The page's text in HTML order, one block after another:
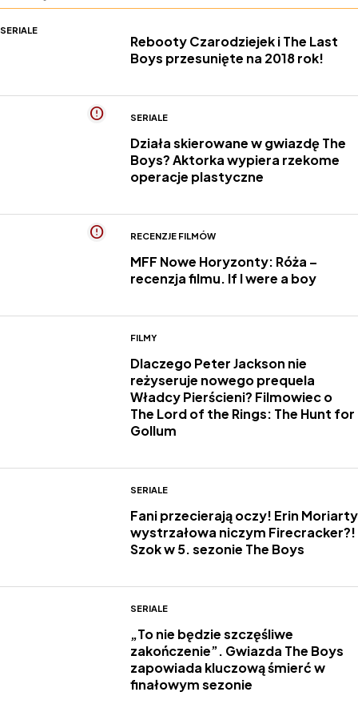
SERIALE
Rebooty Czarodziejek i The Last
Boys przesunięte na 2018 rok!
SERIALE
Działa skierowane w gwiazdę The
Boys? Aktorka wypiera rzekome
operacje plastyczne
RECENZJE FILMÓW
MFF Nowe Horyzonty: Róża –
recenzja filmu. If I were a boy
FILMY
Dlaczego Peter Jackson nie
reżyseruje nowego prequela
Władcy Pierścieni? Filmowiec o
The Lord of the Rings: The Hunt for
Gollum
SERIALE
Fani przecierają oczy! Erin Moriarty
wystrzałowa niczym Firecracker?!
Szok w 5. sezonie The Boys
SERIALE
„To nie będzie szczęśliwe
zakończenie”. Gwiazda The Boys
zapowiada kluczową śmierć w
finałowym sezonie